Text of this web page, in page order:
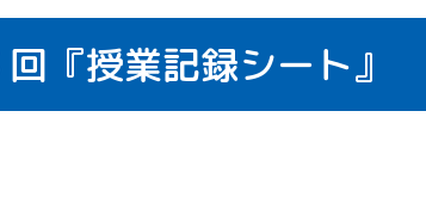
『授業記録シート』